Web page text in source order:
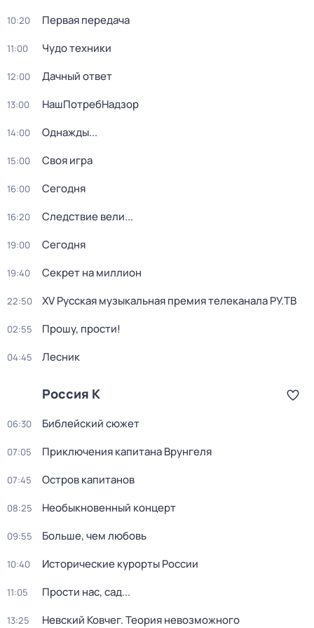
10:20 Первая передача
11:00 Чудо техники
12:00 Дачный ответ
13:00 НашПотребНадзор
14:00 Однажды...
15:00 Своя игра
16:00 Сегодня
16:20 Следствие вели...
19:00 Сегодня
19:40 Секрет на миллион
22:50 XV Русская музыкальная премия телеканала РУ.ТВ
02:55 Прошу, прости!
04:45 Лесник
Россия К
06:30 Библейский сюжет
07:05 Приключения капитана Врунгеля
07:45 Остров капитанов
08:25 Необыкновенный концерт
09:55 Больше, чем любовь
10:40 Исторические курорты России
11:05 Прости нас, сад...
13:25 Невский Ковчег. Теория невозможного